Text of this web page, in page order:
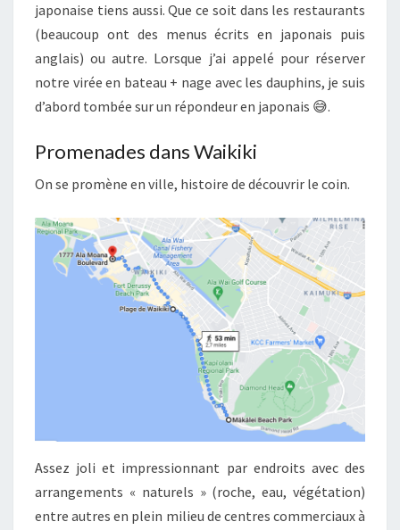
japonaise tiens aussi. Que ce soit dans les restaurants
(beaucoup ont des menus écrits en japonais puis
anglais) ou autre. Lorsque j’ai appelé pour réserver
notre virée en bateau + nage avec les dauphins, je suis
d’abord tombée sur un répondeur en japonais 😅.
Promenades dans Waikiki
On se promène en ville, histoire de découvrir le coin.
Assez joli et impressionnant par endroits avec des
arrangements « naturels » (roche, eau, végétation)
entre autres en plein milieu de centres commerciaux à